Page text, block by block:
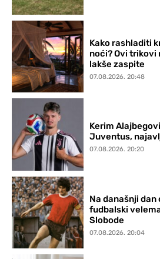
Kako rashladiti
noći? Ovi trikovi
lakše zaspite
07.08.2026. 20:48
Kerim
Juventus,
07.08.2026. 20:20
Na današnji dan
fudbalski
Slobode
07.08.2026. 20:04